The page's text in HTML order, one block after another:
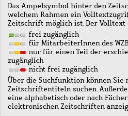
Das Ampelsymbol hinter den
welchem Rahmen ein
Zeitschrift möglich ist. Der
frei zugänglich
für MitarbeiterInnen des
nur für einen Teil der
zugänglich
nicht frei zugänglich
Über die Suchfunktion können Sie
Zeitschriftentiteln suchen.
eine alphabetisch oder nach
elektronischen Zeitschriften